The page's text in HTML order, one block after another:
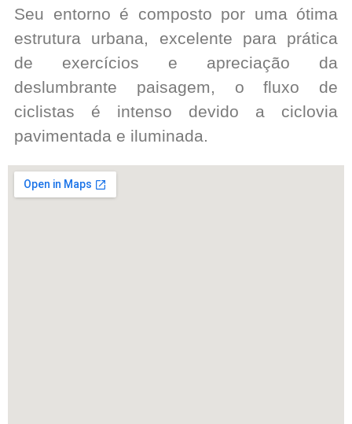
Seu entorno é composto por uma ótima
estrutura urbana, excelente para prática
de exercícios e apreciação da
deslumbrante paisagem, o fluxo de
ciclistas é intenso devido a ciclovia
pavimentada e iluminada.